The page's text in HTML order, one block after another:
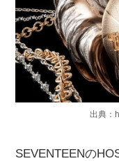
出典：
SEVENTEENの